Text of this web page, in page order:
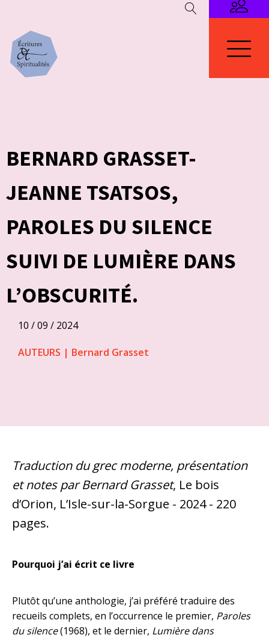
BERNARD GRASSET-
JEANNE TSATSOS,
PAROLES DU SILENCE
SUIVI DE LUMIÈRE DANS
L’OBSCURITÉ.
10 / 09 / 2024
AUTEURS | Bernard Grasset
Traduction du grec moderne, présentation
et notes par Bernard Grasset, Le bois
d’Orion, L’Isle-sur-la-Sorgue - 2024 - 220
pages.
Pourquoi j’ai écrit ce livre
Plutôt qu’une anthologie, j’ai préféré traduire des
recueils complets, en l’occurrence le premier, Paroles
du silence(1968), et le dernier, Lumière dans